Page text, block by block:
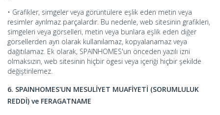
• Grafikler, simgeler veya görüntülere eşlik eden metin veya
resimler ayrılmaz parçalardır. Bu nedenle, web sitesinin grafikleri,
simgeleri veya görselleri, metin veya bunlara eşlik eden diğer
görsellerden ayrı olarak kullanılamaz, kopyalanamaz veya
dağıtılamaz. Ek olarak, SPAINHOMES'un önceden yazılı izni
olmaksızın, web sitesinin hiçbir ögesi veya içeriği hiçbir şekilde
değiştirilemez.
6. SPAINHOMES'UN MESULİYET MUAFİYETİ (SORUMLULUK
REDDİ) ve FERAGATNAME